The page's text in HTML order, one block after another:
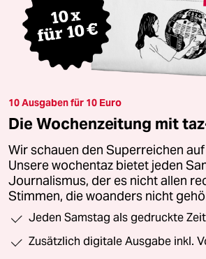
10 Ausgaben für 10 Euro
Die Wochenzeitung mit
Wir schauen den Superreichen
Unsere wochentaz bietet jeden
Journalismus, der es nicht allen
Stimmen, die woanders nicht
Jeden Samstag als gedruckte
Zusätzlich digitale Ausgabe inkl.